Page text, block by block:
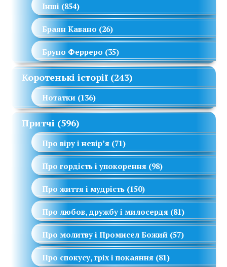
Інші (854)
Браян Кавано (26)
Бруно Ферреро (35)
Коротенькі історії (243)
Нотатки (136)
Притчі (596)
Про віру і невір’я (71)
Про гордість і упокорення (98)
Про життя і мудрість (150)
Про любов, дружбу і милосердя (81)
Про молитву і Промисел Божий (57)
Про спокусу, гріх і покаяння (81)